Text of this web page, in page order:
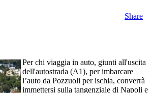
Share
Per chi viaggia in auto, giunti all'uscita
dell'autostrada (A1), per imbarcare
l’auto da Pozzuoli per ischia, converrà
immettersi sulla tangenziale di Napoli e